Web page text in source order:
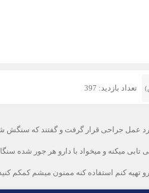
تعداد بازدید: 397
قرار گرفت و گفتند که سنگش شاخه گوزنی
میکنه و میخواد با دارو هر جور شده
تهیه کنم استفاده کنه ممنون میشم کمکم